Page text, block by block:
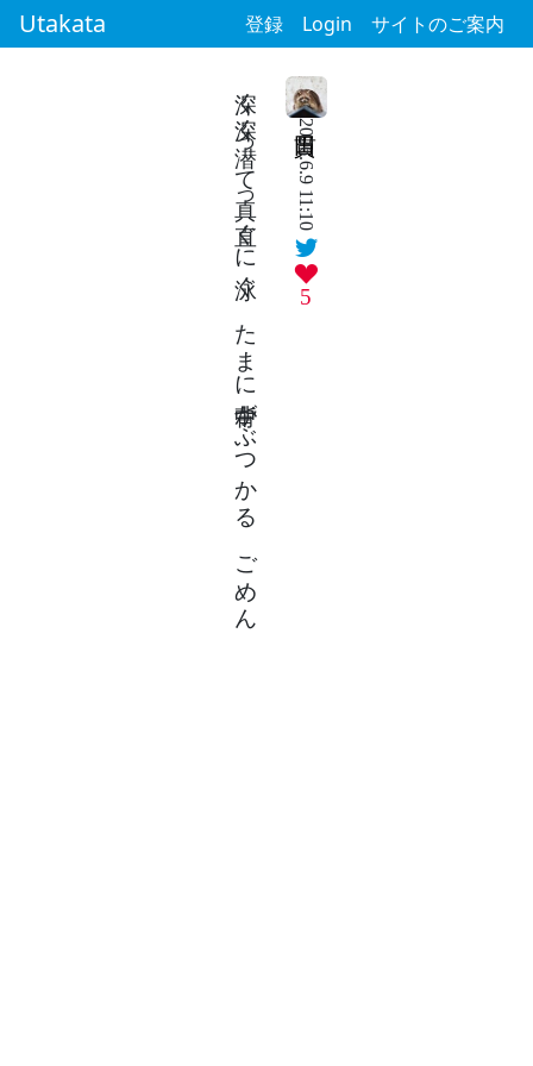
Utakata 登録 Login サイトのご案内
2026.6.9 11:10
5
深く深く潜って真っ直ぐに泳ぐ たまに背中がぶつかる ごめん